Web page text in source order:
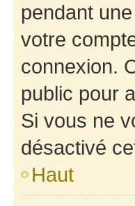
pendant
votre
connexion.
public pour
Si vous ne
désactivé
Haut